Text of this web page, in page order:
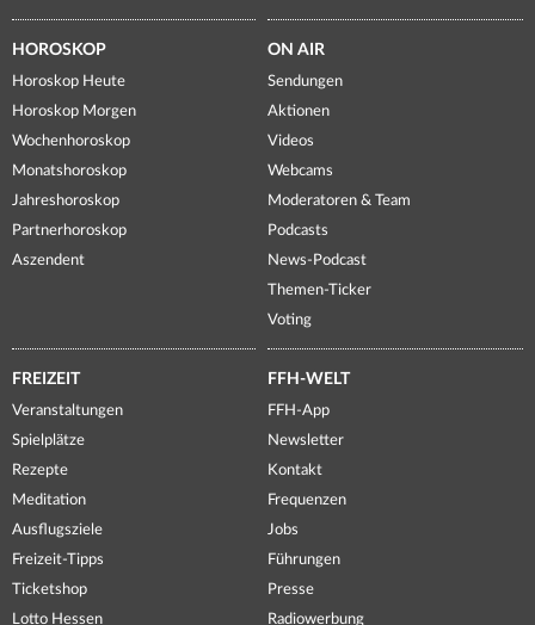
HOROSKOP
Horoskop Heute
Horoskop Morgen
Wochenhoroskop
Monatshoroskop
Jahreshoroskop
Partnerhoroskop
Aszendent
ON AIR
Sendungen
Aktionen
Videos
Webcams
Moderatoren & Team
Podcasts
News-Podcast
Themen-Ticker
Voting
FREIZEIT
Veranstaltungen
Spielplätze
Rezepte
Meditation
Ausflugsziele
Freizeit-Tipps
Ticketshop
Lotto Hessen
FFH-WELT
FFH-App
Newsletter
Kontakt
Frequenzen
Jobs
Führungen
Presse
Radiowerbung